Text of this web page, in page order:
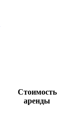
Стоимость
аренды